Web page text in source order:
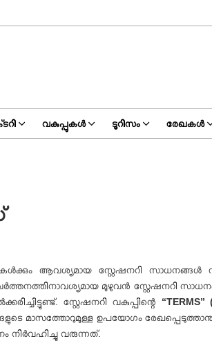
വകുപ്പുകള്‍ ടൂറിസം രേഖകള്‍
ആവശ്യമായ സ്റ്റേഷനറി സാധനങ്ങള്‍
മുഴുവന്‍ സ്റ്റേഷനറി
.സ്റ്റേഷനറി വകുപ്പിന്റെ “
മാസത്തോറുമുള്ള ഉപയോഗം
നിര്‍വഹിച്ചു വരുന്നത്.